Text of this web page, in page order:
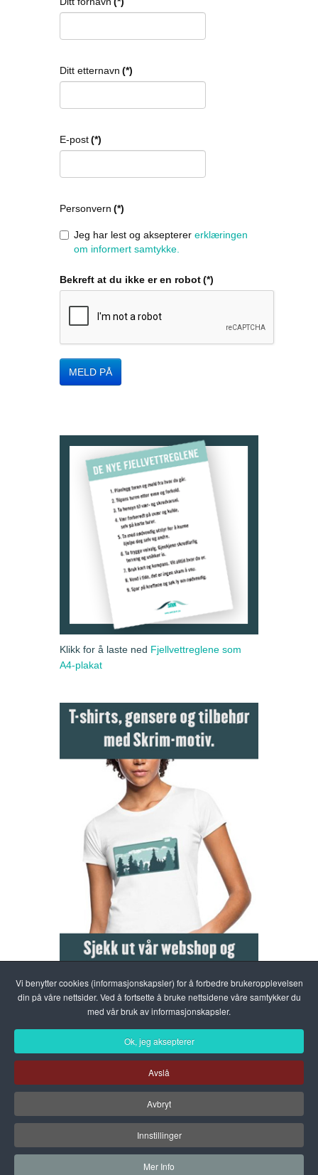
Vi benytter cookies (informasjonskapsler) for å forbedre brukeropplevelsen
din på våre nettsider. Ved å fortsette å bruke nettsidene våre samtykker du
med vår bruk av informasjonskapsler.
Ok, jeg aksepterer
Avslå
Avbryt
Innstillinger
Mer Info
Ditt etternavn (*)
E-post(*)
Personvern (*)
Jeg har lest og aksepterer erklæringen
om informert samtykke.
Bekreft at du ikke er en robot(*)
MELD PÅ
Klikk for å laste ned Fjellvettreglene som
A4-plakat
VisitSkrim